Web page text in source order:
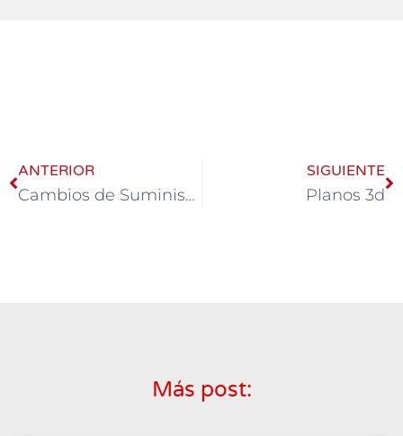
ANTERIOR
Cambios de Suministros
SIGUIENTE
Planos 3d
Más post: